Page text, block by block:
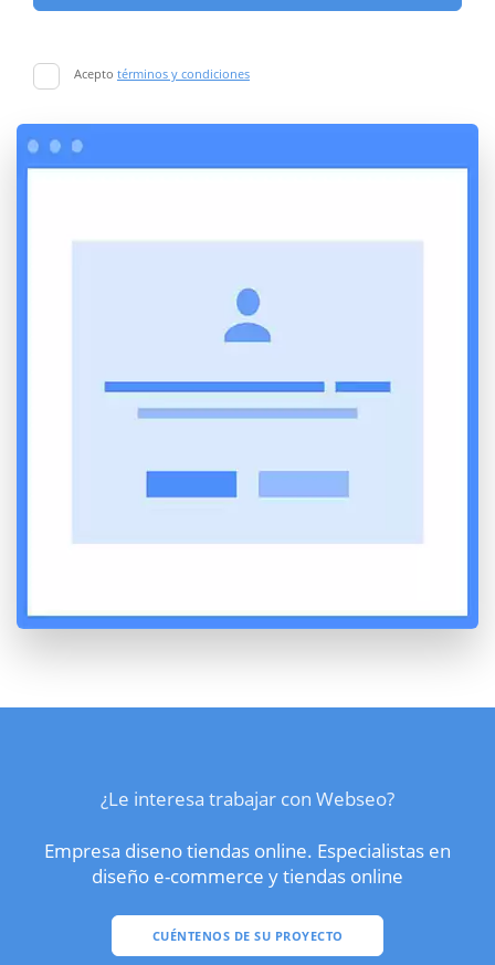
Acepto términos y condiciones
¿Le interesa trabajar con Webseo?
Empresa diseno tiendas online. Especialistas en
diseño e-commerce y tiendas online
CUÉNTENOS DE SU PROYECTO